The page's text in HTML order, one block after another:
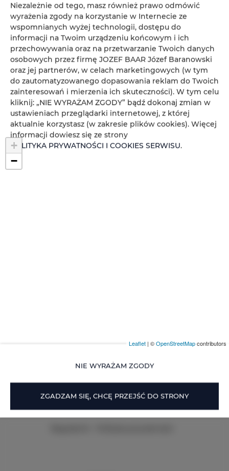
16-18
84-210 Lubiatowo
Polska
ZOBACZ OFERTĘ SPRAWDŹ NA MAPIE
84-210 Lubiatowo
Polska
ZOBACZ OFERTĘ SPRAWDŹ NA MAPIE
+
−
Leaflet | ©OpenStreetMapcontributors
+48 508303330
agnieszka@lubia.pl
Niezależnie od tego, masz również prawo odmówić
wyrażenia zgody na korzystanie w Internecie ze
wspomnianych wyżej technologii, dostępu do
informacji na Twoim urządzeniu końcowym i ich
przechowywania oraz na przetwarzanie Twoich danych
osobowych przez firmę JOZEF BAAR Józef Baranowski
oraz jej partnerów, w celach marketingowych (w tym
do zautomatyzowanego dopasowania reklam do Twoich
zainteresowań i mierzenia ich skuteczności). W tym celu
kliknij: „NIE WYRAŻAM ZGODY” bądź dokonaj zmian w
ustawieniach przeglądarki internetowej, z której
aktualnie korzystasz (w zakresie plików cookies). Więcej
informacji dowiesz się ze strony
POLITYKA PRYWATNOŚCI I COOKIES SERWISU.
NIE WYRAŻAM ZGODY
ZGADZAM SIĘ, CHCĘ PRZEJŚĆ DO STRONY